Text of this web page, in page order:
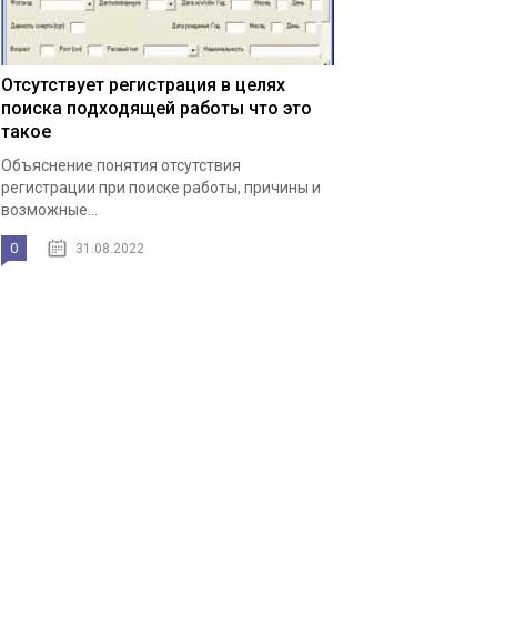
Отсутствует регистрация в целях
поиска подходящей работы что это
такое
Объяснение понятия отсутствия
регистрации при поиске работы, причины и
возможные...
0 31.08.2022